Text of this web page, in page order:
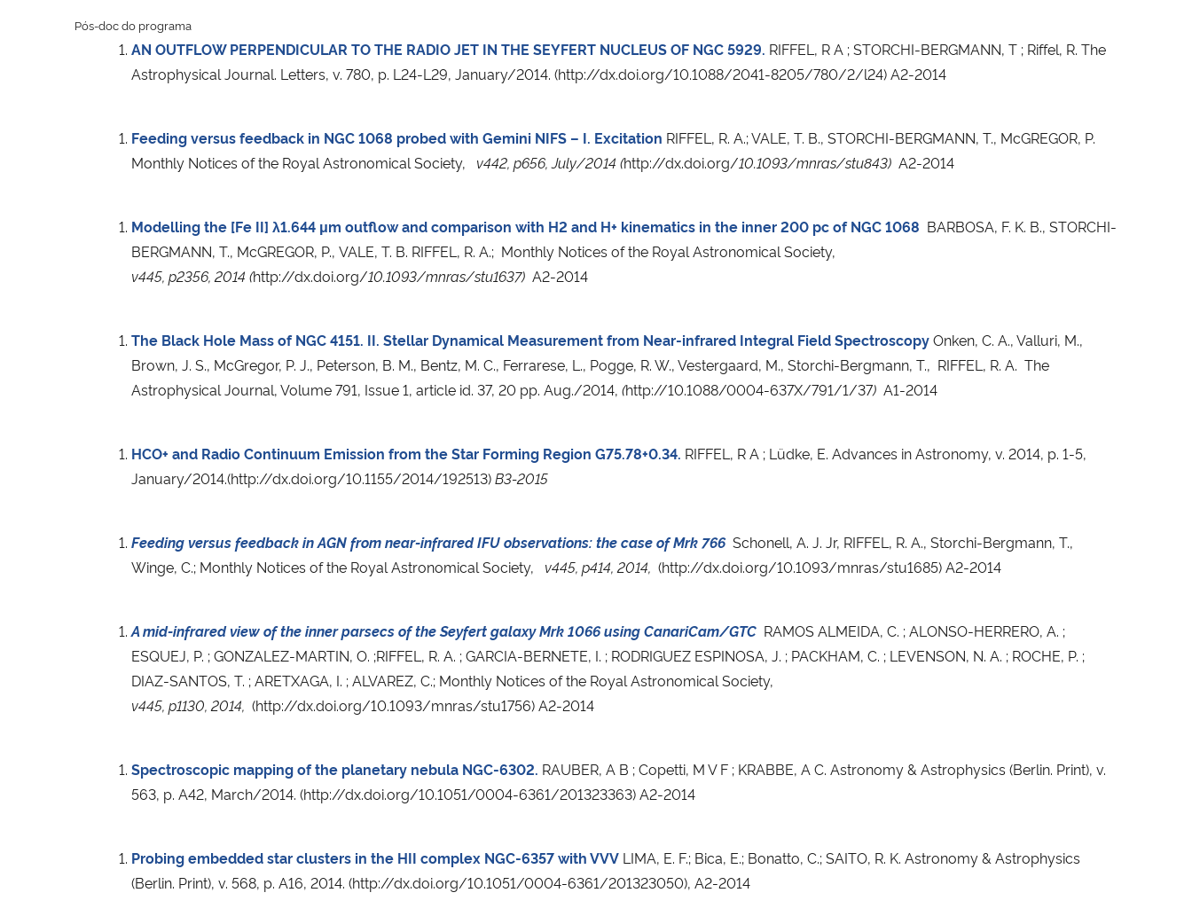
Pós-doc do programa
AN OUTFLOW PERPENDICULAR TO THE RADIO JET IN THE SEYFERT NUCLEUS OF NGC 5929. RIFFEL, R A ; STORCHI-BERGMANN, T ; Riffel, R. The
Astrophysical Journal. Letters, v. 780, p. L24-L29, January/2014. (http://dx.doi.org/10.1088/2041-8205/780/2/l24) A2-2014
Feeding versus feedback in NGC 1068 probed with Gemini NIFS – I. Excitation RIFFEL, R. A.; VALE, T. B., STORCHI-BERGMANN, T., McGREGOR, P.
Monthly Notices of the Royal Astronomical Society,
v442, p656,July/2014 (http://dx.doi.org/10.1093/mnras/stu843) A2-2014
Modelling the [Fe II] λ1.644 μm outflow and comparison with H2 and H+ kinematics in the inner 200 pc of NGC 1068 BARBOSA, F. K. B., STORCHI-
BERGMANN, T., McGREGOR, P., VALE, T. B. RIFFEL, R. A.; Monthly Notices of the Royal Astronomical Society,
v445, p2356, 2014 (http://dx.doi.org/10.1093/mnras/stu1637) A2-2014
The Black Hole Mass of NGC 4151. II. Stellar Dynamical Measurement from Near-infrared Integral Field SpectroscopyOnken, C. A., Valluri, M.,
Brown, J. S., McGregor, P. J., Peterson, B. M., Bentz, M. C., Ferrarese, L., Pogge, R. W., Vestergaard, M., Storchi-Bergmann, T., RIFFEL, R. A. The
Astrophysical Journal, Volume 791, Issue 1, article id. 37, 20 pp. Aug./2014, (http://10.1088/0004-637X/791/1/37) A1-2014
HCO+ and Radio Continuum Emission from the Star Forming Region G75.78+0.34. RIFFEL, R A ; Lüdke, E. Advances in Astronomy, v. 2014, p. 1-5,
January/2014.(http://dx.doi.org/10.1155/2014/192513)B3-2015
Feeding versus feedback in AGN from near-infrared IFU observations: the case of Mrk 766Schonell, A. J. Jr, RIFFEL, R. A., Storchi-Bergmann, T.,
Winge, C.; Monthly Notices of the Royal Astronomical Society,
v445, p414, 2014, (http://dx.doi.org/10.1093/mnras/stu1685) A2-2014
A mid-infrared view of the inner parsecs of the Seyfert galaxy Mrk 1066 using CanariCam/GTC RAMOS ALMEIDA, C. ; ALONSO-HERRERO, A. ;
ESQUEJ, P. ; GONZALEZ-MARTIN, O. ;RIFFEL, R. A. ; GARCIA-BERNETE, I. ; RODRIGUEZ ESPINOSA, J. ; PACKHAM, C. ; LEVENSON, N. A. ; ROCHE, P. ;
DIAZ-SANTOS, T. ; ARETXAGA, I. ; ALVAREZ, C.; Monthly Notices of the Royal Astronomical Society,
v445, p1130, 2014, (http://dx.doi.org/10.1093/mnras/stu1756) A2-2014
Spectroscopic mapping of the planetary nebula NGC-6302. RAUBER, A B ; Copetti, M V F ; KRABBE, A C. Astronomy & Astrophysics (Berlin. Print), v.
563, p. A42, March/2014. (http://dx.doi.org/10.1051/0004-6361/201323363) A2-2014
Probing embedded star clusters in the HII complex NGC-6357 with VVV LIMA, E. F.; Bica, E.; Bonatto, C.; SAITO, R. K. Astronomy & Astrophysics
(Berlin. Print), v. 568, p. A16, 2014. (http://dx.doi.org/10.1051/0004-6361/201323050), A2-2014